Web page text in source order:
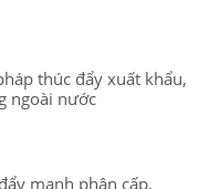
thúc đẩy xuất khẩu,
ngoài nước
mạnh phân cấp,